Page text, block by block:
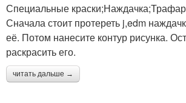
Специальные
Сначала стоит протереть j,edm
её. Потом нанесите контур рисунка.
раскрасить его.
читать дальше →